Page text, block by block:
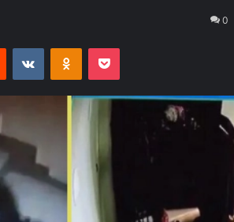
0
Reddit VKontakteOdnoklassniki
Pocket